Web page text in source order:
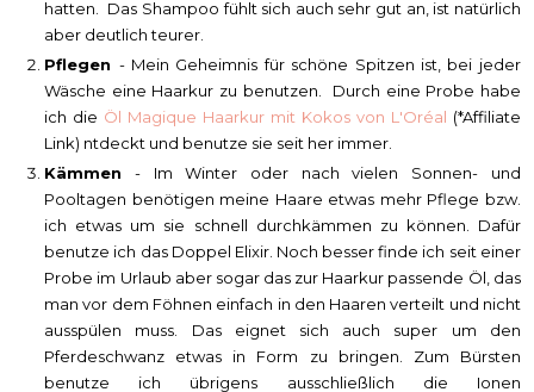
hatten. Das Shampoo fühlt sich auch sehr gut an, ist natürlich
aber deutlich teurer.
Pflegen - Mein Geheimnis für schöne Spitzen ist, bei jeder
Wäsche eine Haarkur zu benutzen. Durch eine Probe habe
ich die Öl Magique Haarkur mit Kokos von L'Oréal (*Affiliate
Link) ntdeckt und benutze sie seit her immer.
Kämmen - Im Winter oder nach vielen Sonnen- und
Pooltagen benötigen meine Haare etwas mehr Pflege bzw.
ich etwas um sie schnell durchkämmen zu können. Dafür
benutze ich das Doppel Elixir. Noch besser finde ich seit einer
Probe im Urlaub aber sogar das zur Haarkur passende Öl, das
man vor dem Föhnen einfach in den Haaren verteilt und nicht
ausspülen muss. Das eignet sich auch super um den
Pferdeschwanz etwas in Form zu bringen. Zum Bürsten
benutze ich übrigens ausschließlich die Ionen